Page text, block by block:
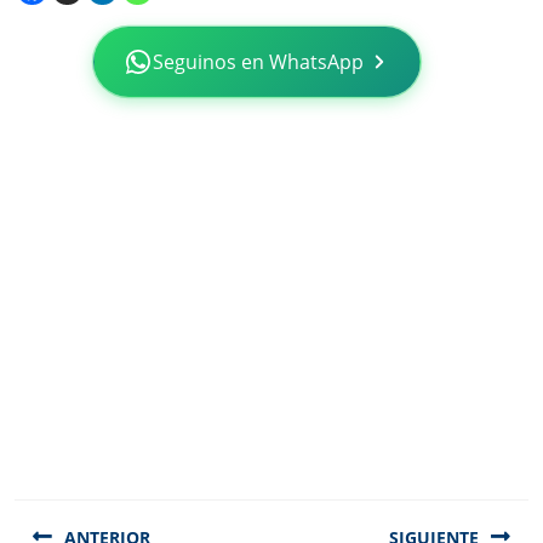
Seguinos en WhatsApp
ANTERIOR SIGUIENTE